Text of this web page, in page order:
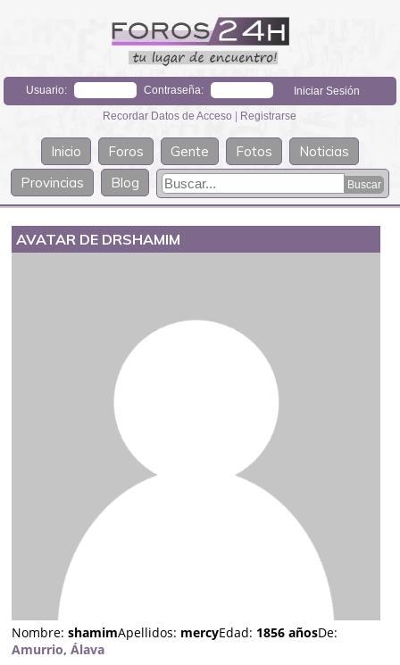
Usuario: Contraseña:
Recordar Datos de Acceso | Registrarse
Inicio Foros Gente Fotos
Noticias
Provincias
Blog
AVATAR DE DRSHAMIM
Nombre:shamimApellidos: mercyEdad: 1856 añosDe:
Amurrio, Álava